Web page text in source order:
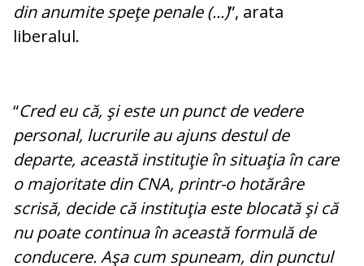
din anumite speţe penale (...)”, arata
liberalul.
“Cred eu că, şi este un punct de vedere
personal, lucrurile au ajuns destul de
departe, această instituţie în situaţia în care
o majoritate din CNA, printr-o hotărâre
scrisă, decide că instituţia este blocată şi că
nu poate continua în această formulă de
conducere. Aşa cum spuneam, din punctul